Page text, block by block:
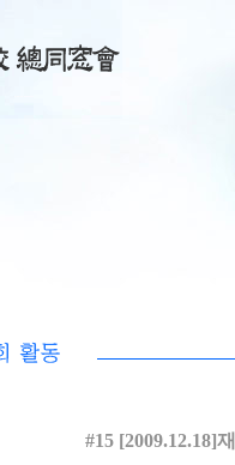
#15 [2009.12.18]